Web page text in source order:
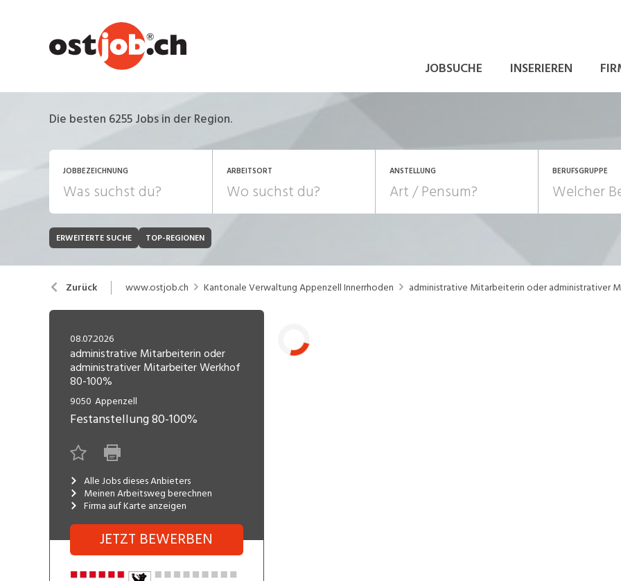
JOBSUCHE INSERIEREN
Die besten 6255 Jobs in der Region.
JOBBEZEICHNUNG ARBEITSORT ANSTELLUNG
JOB-TYP
Festanstellung
Temporär (befristet)
Freelance
Lehrstelle
BERUFSGRUPPE
Bank, Versicherung
Chemie, Pharma, Biotechnologie
Consulting, Human Resources Einkauf, Logistik,
Engineering, Technik, Architektur
Recht
Gastronomie, Hotellerie,
Tourismus, Lebensmittel
Informatik, Telekommunikation
Marketing, Kommunikation,
Medien, Druck
Verkauf, Handel, Kundenberatung,
Aussendienst
ERWEITERTE SUCHE TOP-REGIONEN
Zurück www.ostjob.ch Kantonale Verwaltung Appenzell Innerrhoden administrative Mitarbeiterin oder administrativer
08.07.2026
administrative Mitarbeiterin oder
administrativer Mitarbeiter Werkhof
80-100%
9050 Appenzell
Festanstellung80-100%
Alle Jobs dieses Anbieters
Meinen Arbeitsweg berechnen
Firma auf Karte anzeigen
JETZT BEWERBEN